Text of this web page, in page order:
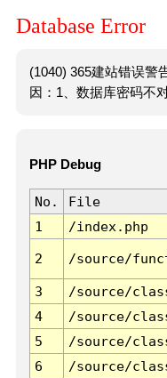
Database Error
(1040) 365建站错误警
因：1、数据库密码不
PHP Debug
No. File
1
/index.php
2 /source/
3 /source/
4
/source/
5
/source/
6
/source/